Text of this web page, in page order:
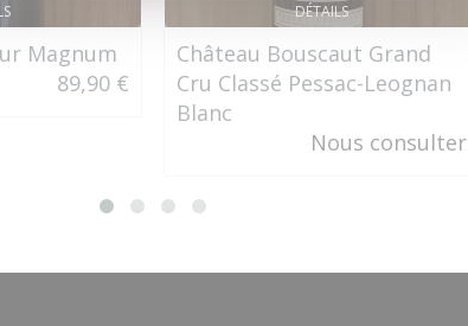
Magnum
89,90 €
DÉTAILS
Château Bouscaut Grand
Cru Classé Pessac-Leognan
Blanc
Nous consulter